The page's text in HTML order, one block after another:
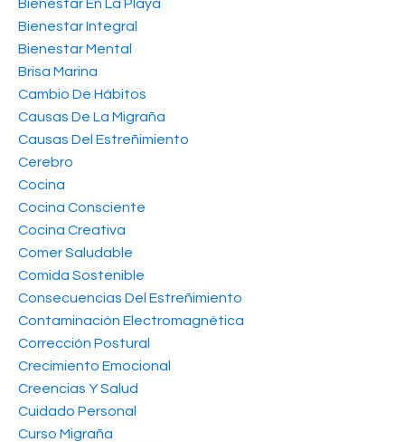
Bienestar En La Playa
Bienestar Integral
Bienestar Mental
Brisa Marina
Cambio De Hábitos
Causas De La Migraña
Causas Del Estreñimiento
Cerebro
Cocina
Cocina Consciente
Cocina Creativa
Comer Saludable
Comida Sostenible
Consecuencias Del Estreñimiento
Contaminación Electromagnética
Corrección Postural
Crecimiento Emocional
Creencias Y Salud
Cuidado Personal
Curso Migraña